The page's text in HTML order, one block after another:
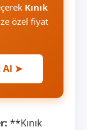
Kınık
özel fiyat
Al ➤
**Kınık